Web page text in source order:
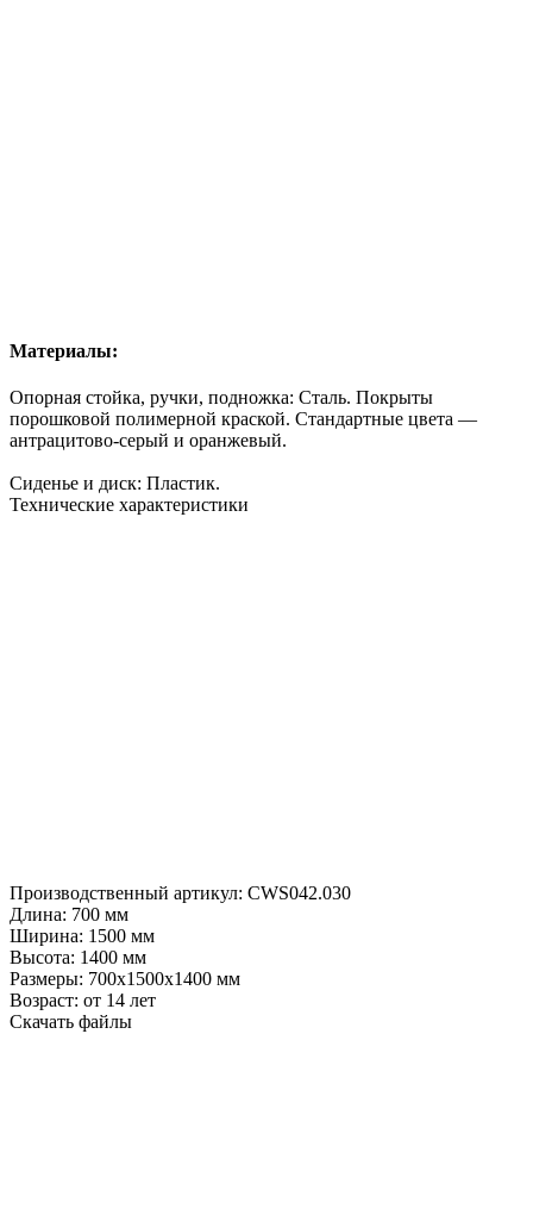
Материалы:
Опорная стойка, ручки, подножка: Сталь. Покрыты
порошковой полимерной краской. Стандартные цвета —
антрацитово-серый и оранжевый.
Сиденье и диск: Пластик.
Технические характеристики
Производственный артикул: CWS042.030
Длина: 700 мм
Ширина: 1500 мм
Высота: 1400 мм
Размеры: 700х1500х1400 мм
Возраст: от 14 лет
Скачать файлы